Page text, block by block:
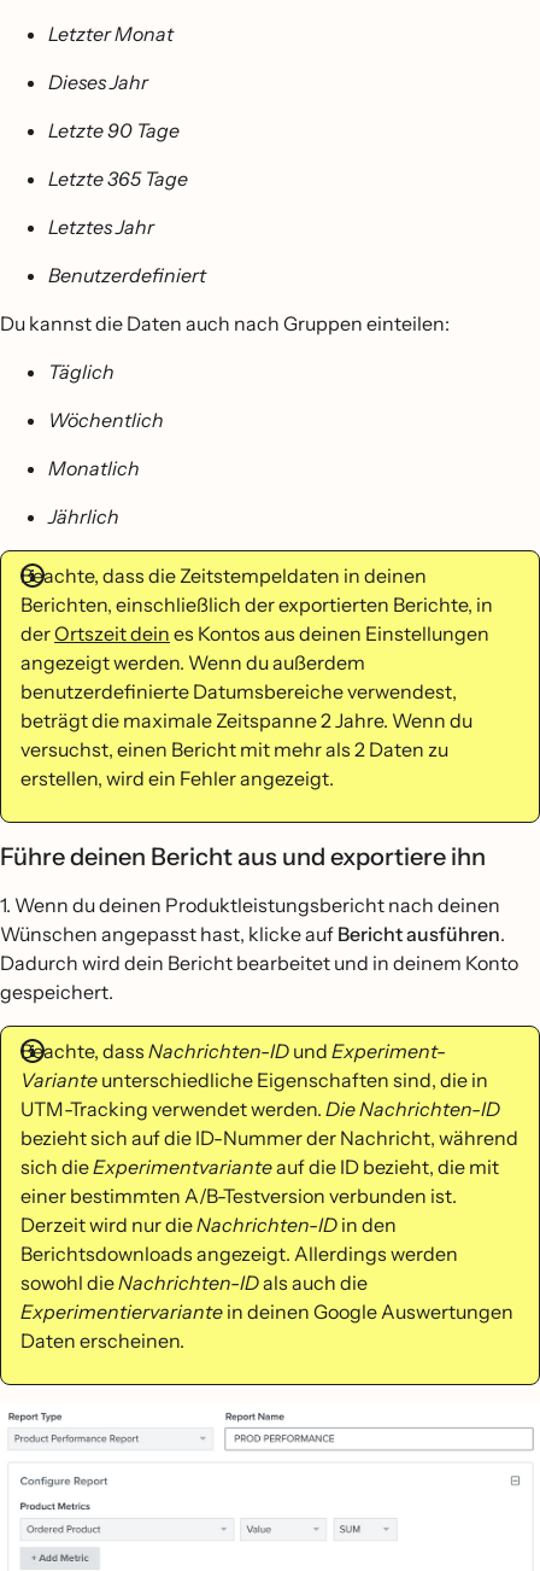
Letzter Monat
Dieses Jahr
Letzte 90 Tage
Letzte 365 Tage
Letztes Jahr
Benutzerdefiniert
Du kannst die Daten auch nach Gruppen einteilen:
Täglich
Wöchentlich
Monatlich
Jährlich
Beachte, dass die Zeitstempeldaten in deinen
Berichten, einschließlich der exportierten Berichte, in
derOrtszeit dein es Kontos aus deinen Einstellungen
angezeigt werden. Wenn du außerdem
benutzerdefinierte Datumsbereiche verwendest,
beträgt die maximale Zeitspanne 2 Jahre. Wenn du
versuchst, einen Bericht mit mehr als 2 Daten zu
erstellen, wird ein Fehler angezeigt.
Führe deinen Bericht aus und exportiere ihn
1. Wenn du deinen Produktleistungsbericht nach deinen
Wünschen angepasst hast, klicke auf Bericht ausführen.
Dadurch wird dein Bericht bearbeitet und in deinem Konto
gespeichert.
Beachte, dass Nachrichten-ID und Experiment-
Variante unterschiedliche Eigenschaften sind, die in
UTM-Tracking verwendet werden. Die Nachrichten-ID
bezieht sich auf die ID-Nummer der Nachricht, während
sich dieExperimentvarianteauf die ID bezieht, die mit
einer bestimmten A/B-Testversion verbunden ist.
Derzeit wird nur dieNachrichten-ID in den
Berichtsdownloads angezeigt. Allerdings werden
sowohl dieNachrichten-IDals auch die
Experimentiervariante in deinen Google Auswertungen
Daten erscheinen.